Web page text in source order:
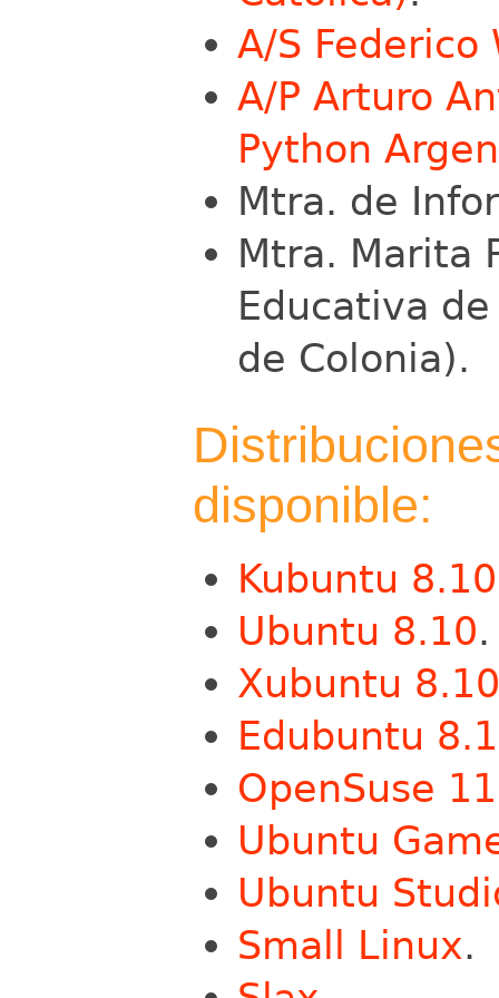
A/S Federico
A/P Arturo
Python
Mtra. de
Mtra. Marita
Educativa
de Colonia).
disponible:
Kubuntu 8.10
Ubuntu 8.10.
Xubuntu 8.10
Edubuntu
OpenSuse 11
Ubuntu
Ubuntu
Small Linux.